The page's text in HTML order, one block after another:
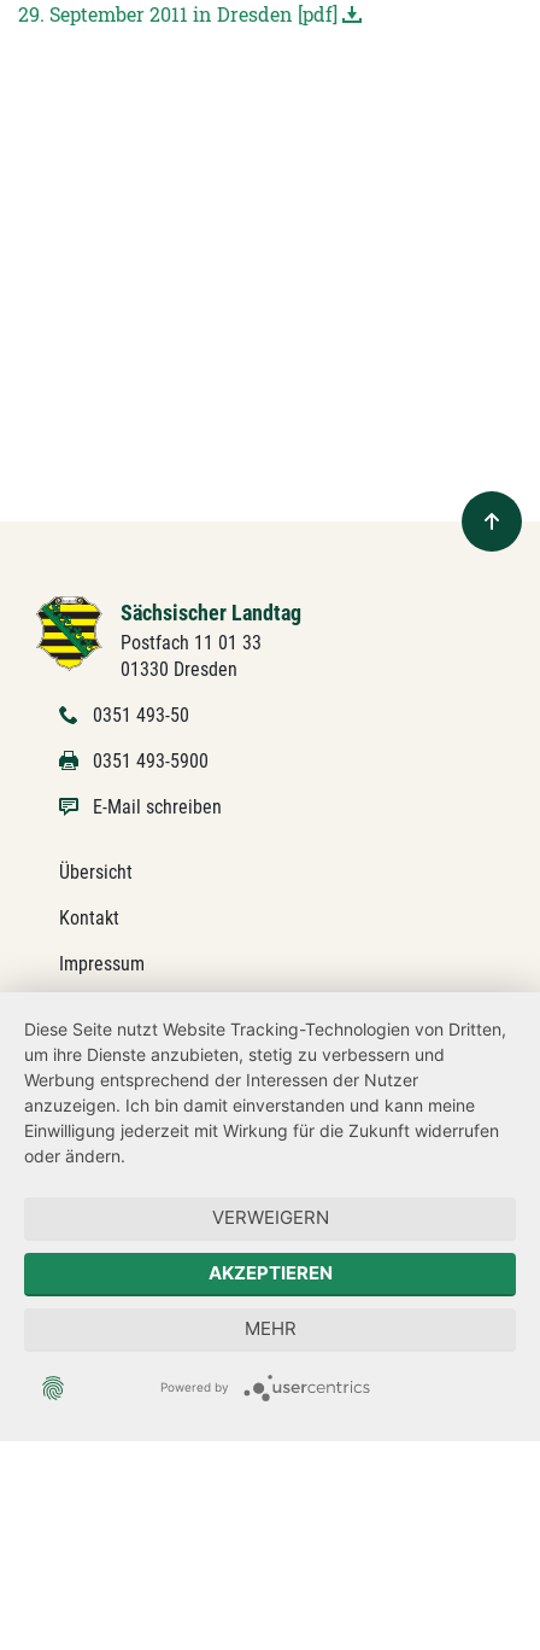
29. September 2011 in Dresden [pdf]
Sächsischer Landtag
Postfach 11 01 33
01330 Dresden
0351 493-50
0351 493-5900
E-Mail schreiben
Übersicht
Kontakt
Impressum
Barrierefreiheit
Transparenzanspruch
Hinweisgeberschutz
Zum Sächsischen Landtag
Der Sächsische Integrationsbeauftragte
Sächsische Landesbeauftragte zur Aufarbeitung der SED-
Diese Seite nutzt Website Tracking-Technologien von Dritten,
um ihre Dienste anzubieten, stetig zu verbessern und
Werbung entsprechend der Interessen der Nutzer
anzuzeigen. Ich bin damit einverstanden und kann meine
Einwilligung jederzeit mit Wirkung für die Zukunft widerrufen
oder ändern.
VERWEIGERN
AKZEPTIEREN
MEHR
Powered by